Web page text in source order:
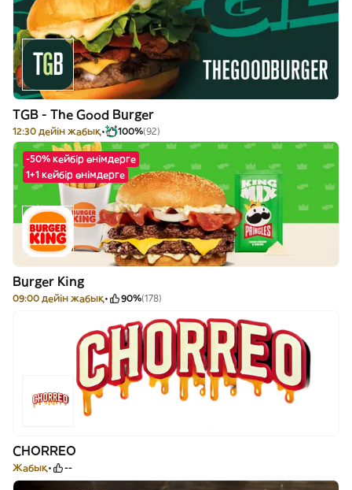
TGB - The Good Burger
12:30 дейін жабық 100%(92)
-50% кейбір өнімдерге
1+1 кейбір өнімдерге
Burger King
09:00 дейін жабық 90%(178)
CHORREO
Жабық --